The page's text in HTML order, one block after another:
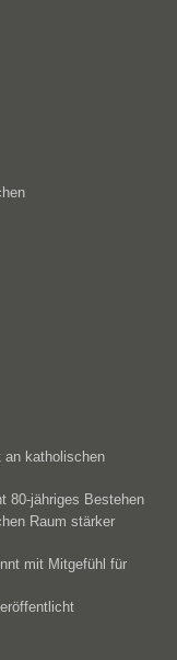
an katholischen
80-jähriges Bestehen
Raum stärker
mit Mitgefühl für